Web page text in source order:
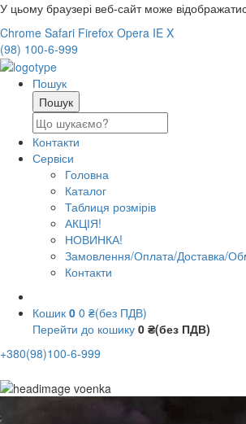
У цьому браузері веб-сайт може
Chrome Safari Firefox Opera IE X
(98) 100-6-999
Пошук
Контакти
Сервіси
Головна
Каталог
Таблиця розмірів
АКЦІЯ!
НОВИНКА!
Замовлення/Оплата/Доставка/
Контакти
Кошик 0 0 ₴(без ПДВ)
Перейти до кошику 0 ₴(без ПДВ)
+380(98)100-6-999